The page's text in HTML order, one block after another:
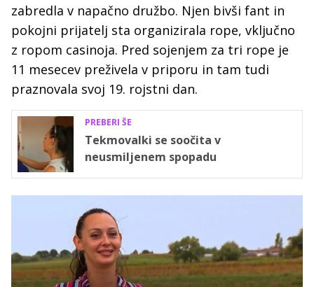
zabredla v napačno družbo. Njen bivši fant in
pokojni prijatelj sta organizirala rope, vključno
z ropom casinoja. Pred sojenjem za tri rope je
11 mesecev preživela v priporu in tam tudi
praznovala svoj 19. rojstni dan.
PREBERI ŠE
Tekmovalki se soočita v
neusmiljenem spopadu